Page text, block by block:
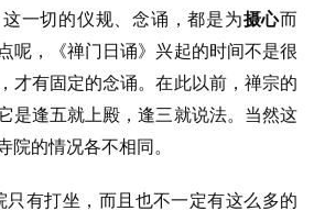
一切的仪规、念诵，都是为摄心而
呢，《禅门日诵》兴起的时间不是很
才有固定的念诵。在此以前，禅宗的
是逢五就上殿，逢三就说法。当然这
院的情况各不相同。
只有打坐，而且也不一定有这么多的